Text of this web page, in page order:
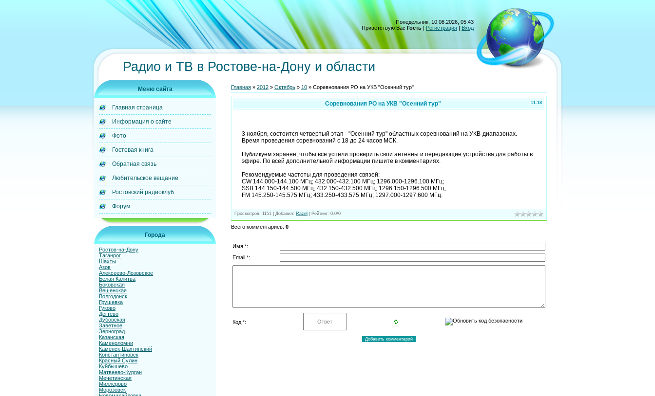
Понедельник, 10.08.2026, 05:43
Приветствую Вас Гость | Регистрация | Вход
Радио и ТВ в Ростове-на-Дону и области
Меню сайта
Главная страница
Информация о сайте
Фото
Гостевая книга
Обратная связь
Любительское вещание
Ростовский радиоклуб
Форум
Города
Ростов-на-Дону
Таганрог
Шахты
Азов
Алексеево-Лозовское
Белая Калитва
Боковская
Вешенская
Волгодонск
Грушевка
Гуково
Дегтево
Дубовская
Заветное
Зерноград
Казанская
Каменоломни
Каменск-Шахтинский
Константиновск
Красный Сулин
Куйбышево
Матвеево-Курган
Мечетинская
Миллерово
Морозовск
Главная » 2012 » Октябрь » 10 » Соревнования РО на УКВ "Осенний тур"
11:18
Соревнования РО на УКВ "Осенний тур"
3 ноября, состоится четвертый этап - "Осенний тур" областных соревнований на УКВ-диапазонах.
Время проведения соревнований с 18 до 24 часов МСК.
Публикуем заранее, чтобы все успели проверить свои антенны и передающие устройства для работы в
эфире. По всей дополнительной информации пишите в комментариях.
Рекомендуемые частоты для проведения связей:
CW 144.000-144.100 МГц; 432.000-432.100 МГц; 1296.000-1296.100 МГц;
SSB 144.150-144.500 МГц; 432.150-432.500 МГц; 1296.150-1296.500 МГц;
FM 145.250-145.575 МГц; 433.250-433.575 МГц; 1297.000-1297.600 МГц.
Просмотров: 1151 | Добавил: Razel Рейтинг: 0.0/0
Всего комментариев: 0
Имя *:
Email *:
Код *: